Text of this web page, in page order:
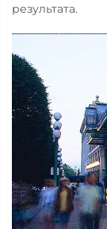
результата.